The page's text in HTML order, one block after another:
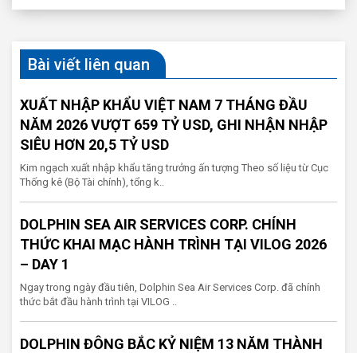
Bài viết liên quan
XUẤT NHẬP KHẨU VIỆT NAM 7 THÁNG ĐẦU
NĂM 2026 VƯỢT 659 TỶ USD, GHI NHẬN NHẬP
SIÊU HƠN 20,5 TỶ USD
Kim ngạch xuất nhập khẩu tăng trưởng ấn tượng Theo số liệu từ Cục
Thống kê (Bộ Tài chính), tổng k..
DOLPHIN SEA AIR SERVICES CORP. CHÍNH
THỨC KHAI MẠC HÀNH TRÌNH TẠI VILOG 2026
– DAY 1
Ngay trong ngày đầu tiên, Dolphin Sea Air Services Corp. đã chính
thức bắt đầu hành trình tại VILOG ..
DOLPHIN ĐÔNG BẮC KỶ NIỆM 13 NĂM THÀNH